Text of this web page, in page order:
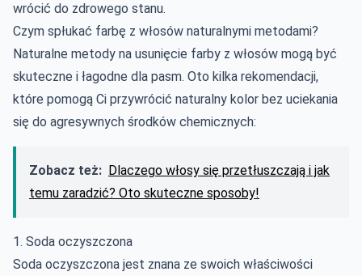
wrócić do zdrowego stanu.
Czym spłukać farbę z włosów naturalnymi metodami?
Naturalne metody na usunięcie farby z włosów mogą być
skuteczne i łagodne dla pasm. Oto kilka rekomendacji,
które pomogą Ci przywrócić naturalny kolor bez uciekania
się do agresywnych środków chemicznych:
Zobacz też: Dlaczego włosy się przetłuszczają i jak
temu zaradzić? Oto skuteczne sposoby!
1. Soda oczyszczona
Soda oczyszczona jest znana ze swoich właściwości